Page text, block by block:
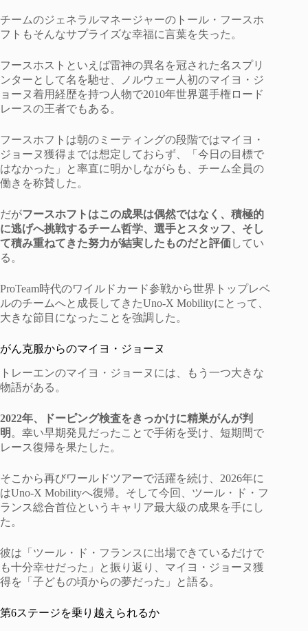
チームのジェネラルマネージャーのトール・フースホ
フトもそんなサプライズな幸福に言葉を失った。
フースホストといえば雷神の異名を冠された名スプリ
ンターとして名を馳せ、ノルウェー人初のマイヨ・ジ
ョーヌ着用経歴を持つ人物で2010年世界選手権ロード
レースの王者でもある。
フースホフトは朝のミーティングの段階ではマイヨ・
ジョーヌ獲得までは想定しておらず、「今日の目標で
はなかった」と率直に明かしながらも、チーム全員の
働きを称賛した。
だがフースホフトはこの成果は偶然ではなく、積極的
に逃げへ挑戦するチーム哲学、選手とスタッフ、そし
て積み重ねてきた努力が結実したものだと評価してい
る。
ProTeam時代のワイルドカード参戦から世界トップレベ
ルのチームへと成長してきたUno-X Mobilityにとって、
大きな節目になったことを強調した。
がん克服からのマイヨ・ジョーヌ
トレーエンのマイヨ・ジョーヌには、もう一つ大きな
物語がある。
2022年、ドーピング検査をきっかけに精巣がんが判
明 。幸い早期発見だったことで手術を受け、短期間で
レース復帰を果たした。
そこから再びワールドツアーで活躍を続け、2026年に
はUno-X Mobilityへ復帰。そして今回、ツール・ド・フ
ランス総合首位というキャリア最大級の成果を手にし
た。
彼は「ツール・ド・フランスに出場できているだけで
も十分幸せだった」と振り返り、マイヨ・ジョーヌ獲
得を「子どもの頃からの夢だった」と語る。
第6ステージを乗り越えられるか